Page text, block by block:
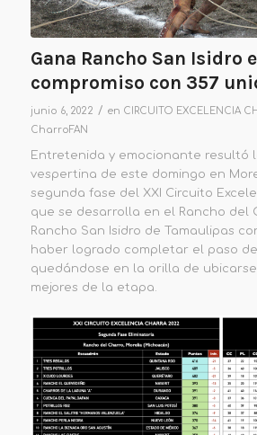
Gana Rancho San Isidro
compromiso con 357
junio 6, 2022 / en CIRCUITO EXCELENCIA
CharroFAN
Entretenida y emocionante resultó
vespertina de este domingo en
segunda fase del XXI Circuito
que se desarrolla en el Rancho del
Rancho San Isidro de Tamaulipas
haber logrado completar el paso
quedándose en la orilla de
mejores de la etapa.